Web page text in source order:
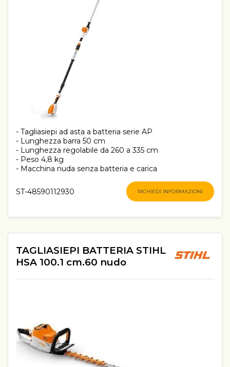
- Tagliasiepi ad asta a batteria serie AP
- Lunghezza barra 50 cm
- Lunghezza regolabile da 260 a 335 cm
- Peso 4,8 kg
- Macchina nuda senza batteria e carica
ST-48590112930 RICHIEDI INFORMAZIONI
TAGLIASIEPI BATTERIA STIHL
HSA 100.1 cm.60 nudo